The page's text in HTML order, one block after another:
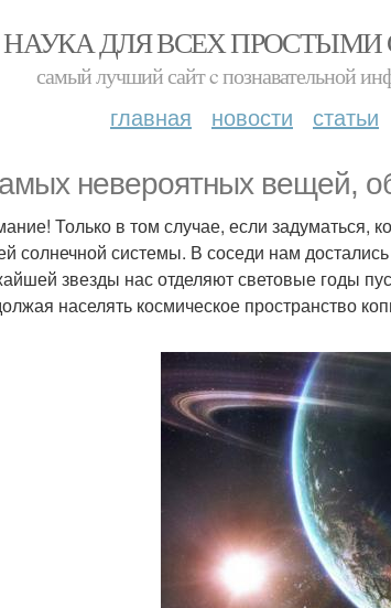
НАУКА ДЛЯ ВСЕХ
самый лучший сайт c познавательной
главная новости статьи
невероятных вещей,
Только в том случае, если задуматься,
солнечной системы. В соседи нам
звезды нас отделяют световые годы
населять космическое пространство